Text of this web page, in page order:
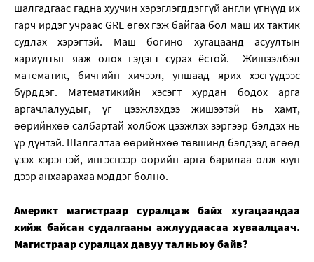
шалгадгаас гадна хуучин хэрэглэгддэггүй англи үгнүүд их
гарч ирдэг учраас GRE өгөх гэж байгаа бол маш их тактик
судлах хэрэгтэй. Маш богино хугацаанд асуултын
хариултыг яаж олох гэдэгт сурах ёстой. Жишээлбэл
математик, бичгийн хичээл, уншаад ярих хэсгүүдээс
бүрддэг. Математикийн хэсэгт хурдан бодох арга
аргачлалуудыг, үг цээжлэхдээ жишээтэй нь хамт,
өөрийнхөө салбартай холбож цээжлэх зэргээр бэлдэх нь
үр дүнтэй. Шалгалтаа өөрийнхөө төвшинд бэлдээд өгөөд
үзэх хэрэгтэй, ингэснээр өөрийн арга барилаа олж юун
дээр анхаарахаа мэддэг болно.
Америкт магистраар суралцаж байх хугацаандаа
хийж байсан судалгааны ажлуудаасаа хуваалцаач.
Магистраар суралцах давуу тал нь юу байв?